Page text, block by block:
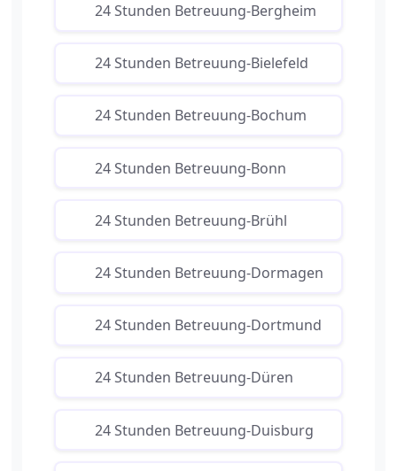
24 Stunden Betreuung-Bergheim
24 Stunden Betreuung-Bielefeld
24 Stunden Betreuung-Bochum
24 Stunden Betreuung-Bonn
24 Stunden Betreuung-Brühl
24 Stunden Betreuung-Dormagen
24 Stunden Betreuung-Dortmund
24 Stunden Betreuung-Düren
24 Stunden Betreuung-Duisburg